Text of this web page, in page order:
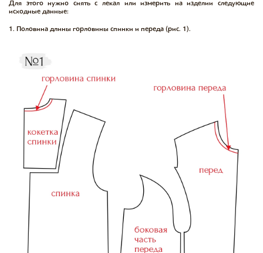
Для этого нужно снять с лекал или измерить на изделии следующие
исходные данные:
1. Половина длины горловины спинки и переда (рис. 1).